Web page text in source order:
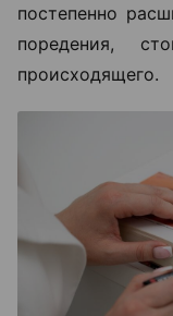
постепенно
поредения,
происходящего.